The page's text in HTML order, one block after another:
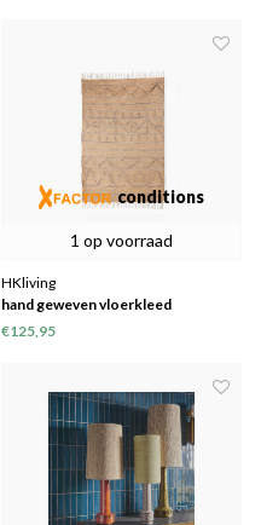
1 op voorraad
conditions
HKliving
hand geweven vloerkleed
binnen/buiten naturel (120x180)
€125,95